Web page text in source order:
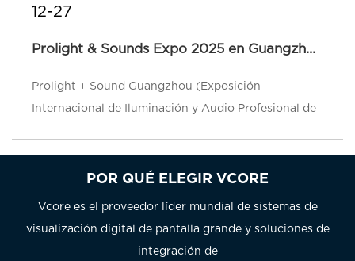
12-27
Prolight & Sounds Expo 2025 en Guangzhou...
Prolight + Sound Guangzhou (Exposición
Internacional de Iluminación y Audio Profesional de
POR QUÉ ELEGIR VCORE
Vcore es el proveedor líder mundial de sistemas de
visualización digital de pantalla grande y soluciones de
integración de